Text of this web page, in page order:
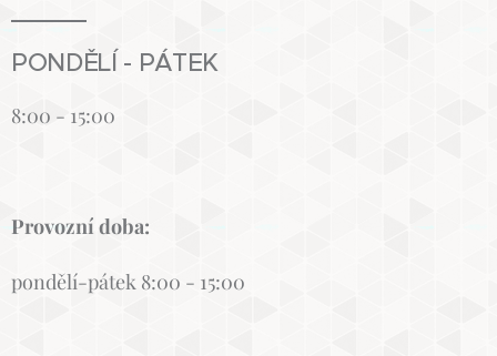
PONDĚLÍ - PÁTEK
8:00 - 15:00
Provozní doba:
pondělí-pátek 8:00 - 15:00